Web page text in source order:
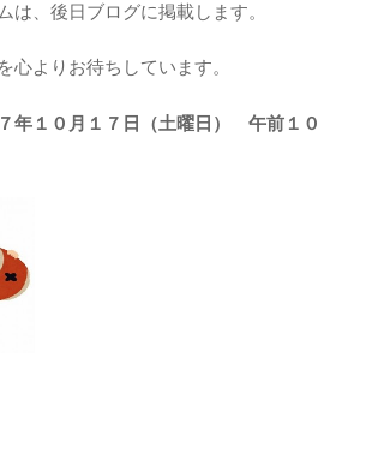
は、後日ブログに掲載します。
心よりお待ちしています。
年１０月１７日（土曜日） 午前１０